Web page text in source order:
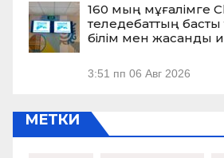
160 мың мұғалімге
теледебаттың
білім мен жасанды
3:51 пп 06 Авг 2026
МЕТКИ